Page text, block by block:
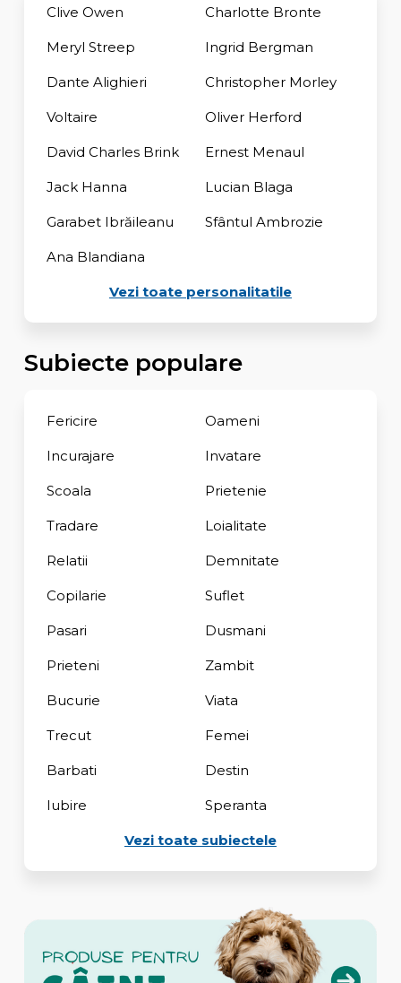
Clive Owen Charlotte Bronte
Meryl Streep Ingrid Bergman
Dante Alighieri Christopher Morley
Voltaire Oliver Herford
David Charles Brink Ernest Menaul
Jack Hanna Lucian Blaga
Garabet Ibrăileanu Sfântul Ambrozie
Ana Blandiana
Vezi toate personalitatile
Subiecte populare
Fericire Oameni
Incurajare Invatare
Scoala Prietenie
Tradare Loialitate
Relatii Demnitate
Copilarie Suflet
Pasari Dusmani
Prieteni Zambit
Bucurie Viata
Trecut Femei
Barbati Destin
Iubire Speranta
Vezi toate subiectele